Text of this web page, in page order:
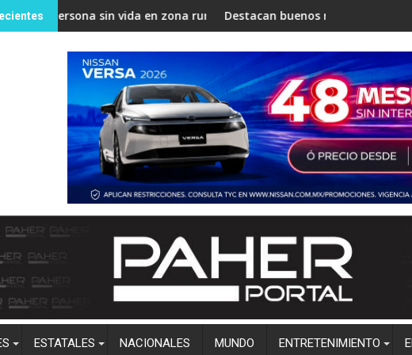
atender las demandas de los Colectivos: Mauricio Rodríguez
sin vida en zona rural de Mocorito; autoridades realizan las
Destacan buenos resultados del Operativo
ESTATALES NACIONALES MUNDO ENTRETENIMIENTO